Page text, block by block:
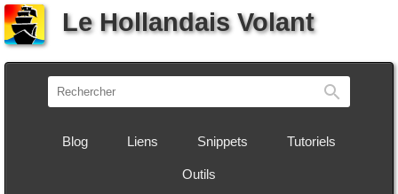
Le Hollandais Volant
Blog Liens Snippets Tutoriels
Outils